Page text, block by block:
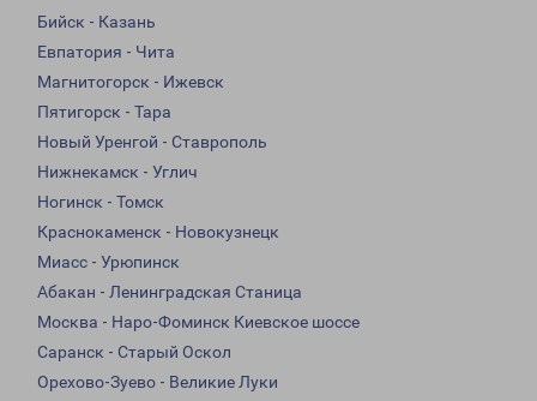
Бийск - Казань
Евпатория - Чита
Магнитогорск - Ижевск
Пятигорск - Тара
Новый Уренгой - Ставрополь
Нижнекамск - Углич
Ногинск - Томск
Краснокаменск - Новокузнецк
Миасс - Урюпинск
Абакан - Ленинградская Станица
Москва - Наро-Фоминск Киевское шоссе
Саранск - Старый Оскол
Орехово-Зуево - Великие Луки